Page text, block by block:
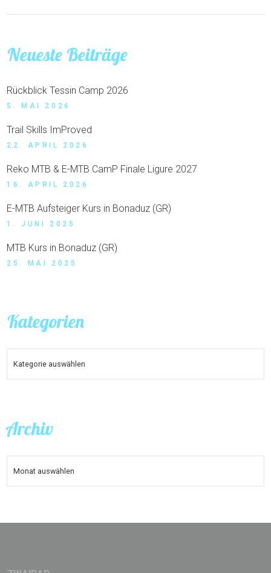
Neueste Beiträge
Rückblick Tessin Camp 2026
5. MAI 2026
Trail Skills ImProved
22. APRIL 2026
Reko MTB & E-MTB CamP Finale Ligure 2027
16. APRIL 2026
E-MTB Aufsteiger Kurs in Bonaduz (GR)
1. JUNI 2025
MTB Kurs in Bonaduz (GR)
25. MAI 2025
Kategorien
KATEGORIEN
Archiv
ARCHIV